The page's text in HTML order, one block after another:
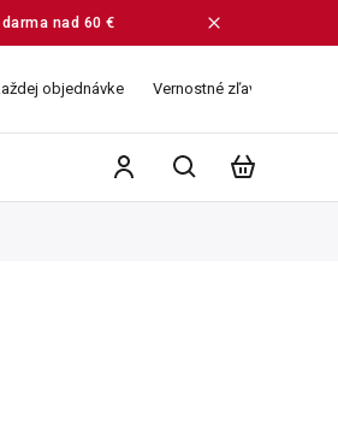
nad 60 €
objednávke Vernostné zľavy
Ružové vodičky Balíčky